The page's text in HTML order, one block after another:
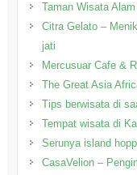
Taman Wisata
Citra Gelato –
jati
Mercusuar Cafe &
The Great Asia
Tips berwisata di
Tempat wisata di
Serunya island
CasaVelion –